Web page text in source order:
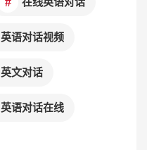
英语对话视频
英文对话
英语对话在线